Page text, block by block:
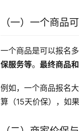
（一）一个商品
一个商品是可以报名
保服务等。最终商品
例如，一个商品报名
算（15天价保），如